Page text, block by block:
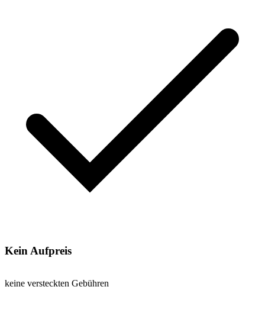
Kein Aufpreis
keine versteckten Gebühren